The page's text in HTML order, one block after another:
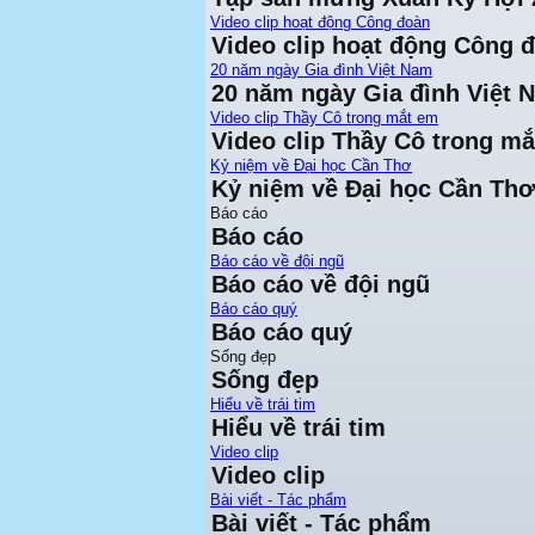
Video clip hoạt động Công đoàn
Video clip hoạt động Công
20 năm ngày Gia đình Việt Nam
20 năm ngày Gia đình Việt
Video clip Thầy Cô trong mắt em
Video clip Thầy Cô trong
Kỷ niệm về Đại học Cần Thơ
Kỷ niệm về Đại học Cần Thơ
Báo cáo
Báo cáo
Báo cáo về đội ngũ
Báo cáo về đội ngũ
Báo cáo quý
Báo cáo quý
Sống đẹp
Sống đẹp
Hiểu về trái tim
Hiểu về trái tim
Video clip
Video clip
Bài viết - Tác phẩm
Bài viết - Tác phẩm